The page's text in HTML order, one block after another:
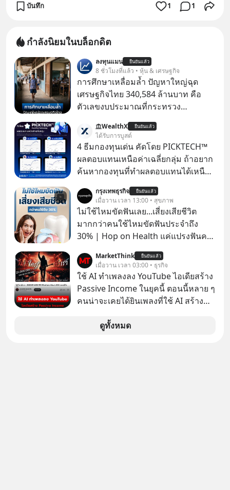
บันทึก 1 1
กำลังนิยมในบล็อกดิต
ลงทุนแมน ยืนยันแล้ว
8 ชั่วโมงที่แล้ว • หุ้น & เศรษฐกิจ
การศึกษาเหลื่อมล้ำ ปัญหาใหญ่ฉุด
เศรษฐกิจไทย 340,584 ล้านบาท คือ
ตัวเลขงบประมาณที่กระทรวง
รายจ่ายประจำปี 2568 ซึ่งมากที่สุดเป็น
อันดับ 2 รองจากกระทรวงการคลัง
WealthX ยืนยันแล้ว
ได้รับการบูสต์
4 ธีมกองทุนเด่น คัดโดย PICKTECH™
ผลตอบแทนเหนือค่าเฉลี่ยกลุ่ม ถ้าอยาก
ค้นหากองทุนที่ทำผลตอบแทนได้เหนือ
ค้นหาข้อมูลและวิเคราะห์เองให้เสีย
เวลา แค่ใช้ PICKTECH™ บนแอป
WealthX ช่วยคัดกองทุนเด่นให้ได้
กรุงเทพธุรกิจ ยืนยันแล้ว
เมื่อวาน เวลา 13:00 • สุขภาพ
ไม่ใช้ไหมขัดฟันเลย...เสี่ยงเสียชีวิต
มากกว่าคนใช้ไหมขัดฟันประจำถึง
30% | Hop on Health แค่แปรงฟันคง
อายุ 5,000 คน มีข้อมูลที่น่าสนใจเกี่ยว
กับโรคต่างๆที่เกิดจากการไม่ใช้ไหมขัด
ฟันเป็นประจำ เสี่ยงเกิดโรคนำไปสู่การ
เสียชีวิต...อะไรคือสาเหตุติดตามได้ใน
MarketThink ยืนยันแล้ว
เมื่อวาน เวลา 03:00 • ธุรกิจ
ใช้ AI ทำเพลงลง YouTube ไอเดียสร้าง
Passive Income ในยุคนี้ ตอนนี้หลาย ๆ
คนน่าจะเคยได้ยินเพลงที่ใช้ AI สร้าง
รู้ตัวเรา” จากช่องชื่อว่า UNHEARD
ดูทั้งหมด